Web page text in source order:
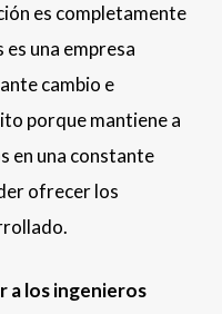
es completamente
una empresa
cambio e
porque mantiene a
en una constante
ofrecer los
a los ingenieros